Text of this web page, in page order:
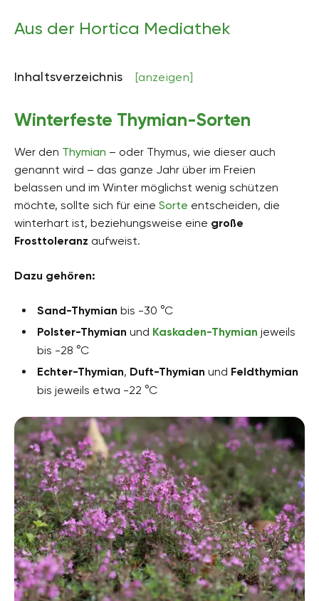
Aus der Hortica Mediathek
Inhaltsverzeichnis [anzeigen]
Winterfeste Thymian-Sorten
Wer den Thymian – oder Thymus, wie dieser auch
genannt wird – das ganze Jahr über im Freien
belassen und im Winter möglichst wenig schützen
möchte, sollte sich für eine Sorte entscheiden, die
winterhart ist, beziehungsweise eine große
Frosttoleranz aufweist.
Dazu gehören:
Sand-Thymian bis -30 °C
Polster-Thymian und Kaskaden-Thymian jeweils
bis -28 °C
Echter-Thymian, Duft-Thymian und Feldthymian
bis jeweils etwa -22 °C